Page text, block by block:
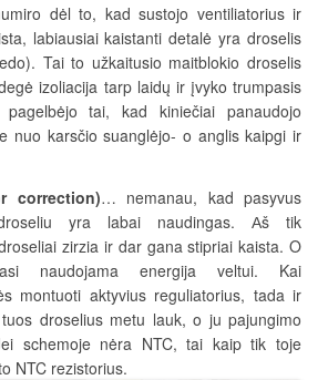
dėl to, kad sustojo ventiliatorius ir
labiausiai kaistanti detalė yra droselis
Tai to užkaitusio maitblokio droselis
izoliacija tarp laidų ir įvyko trumpasis
tai, kad kiniečiai panaudojo
nuo karsčio suanglėjo- o anglis kaipgi ir
correction)… nemanau, kad pasyvus
yra labai naudingas. Аš tik
zirzia ir dar gana stipriai kaista. O
naudojama energija veltui. Kai
montuoti aktyvius reguliatorius, tada ir
droselius metu lauk, o ju pajungimo
schemoje nėra NTC, tai kaip tik toje
NTC rezistorius.